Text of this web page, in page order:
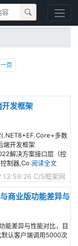
页
发框架
多数
端开发框架
解决方案接口层（控
制器,Co 阅读全文
13:59:26 C/S框架网
商业版功能差异与
能差异与性能对比，目
认客户端调用5000次